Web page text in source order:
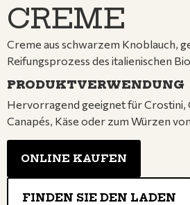
CREME
Creme aus schwarzem Knoblauch,
Reifungsprozess des italienischen
PRODUKTVERWENDUNG
Hervorragend geeignet für Crostini,
Canapés, Käse oder zum Würzen von
ONLINE KAUFEN
FINDEN SIE DEN LADEN